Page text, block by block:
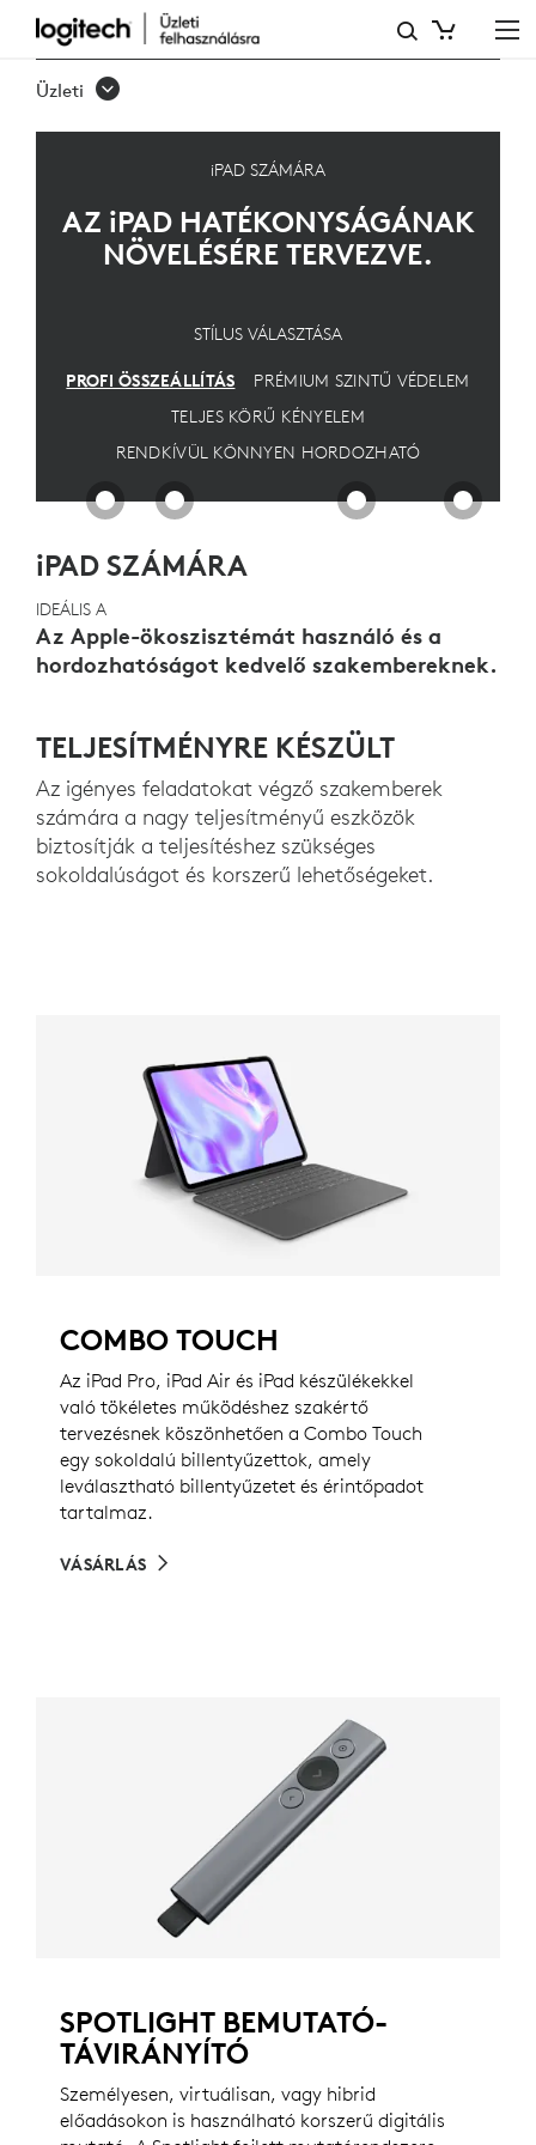
IPAD
PRO
ÜZEMBE
HELYEZÉSE
Üzleti
iPAD SZÁMÁRA
AZ iPADHATÉKONYSÁGÁNAK
NÖVELÉSÉRE TERVEZVE.
STÍLUS VÁLASZTÁSA
PROFI ÖSSZEÁLLÍTÁS
PRÉMIUM SZINTŰ VÉDELEM
TELJES KÖRŰ KÉNYELEM
RENDKÍVÜL KÖNNYEN HORDOZHATÓ
iPAD SZÁMÁRA
IDEÁLIS A
Az Apple-ökoszisztémát használó és a
hordozhatóságot kedvelő szakembereknek.
TELJESÍTMÉNYRE KÉSZÜLT
Az igényes feladatokat végző szakemberek
számára a nagy teljesítményű eszközök
biztosítják a teljesítéshez szükséges
sokoldalúságot és korszerű lehetőségeket.
COMBO TOUCH
Az iPad Pro, iPad Air és iPad készülékekkel
való tökéletes működéshez szakértő
tervezésnek köszönhetően a Combo Touch
egy sokoldalú billentyűzettok, amely
leválasztható billentyűzetet és érintőpadot
tartalmaz.
VÁSÁRLÁS
SPOTLIGHT BEMUTATÓ-
TÁVIRÁNYÍTÓ
Személyesen, virtuálisan, vagy hibrid
előadásokon is használható korszerű digitális